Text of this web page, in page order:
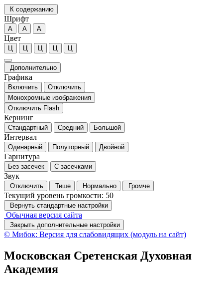
К содержанию
Шрифт
А А А
Цвет
Ц Ц Ц Ц Ц
Дополнительно
Графика
Включить
Отключить
Монохромные изображения
Отключить Flash
Кернинг
Стандартный Средний Большой
Интервал
Одинарный Полуторный Двойной
Гарнитура
Без засечек С засечками
Звук
Отключить Тише Нормально Громче
Текущий уровень громкости: 50
Вернуть стандартные настройки
Обычная версия сайта
Закрыть дополнительные настройки
© Мибок: Версия для слабовидящих (модуль на сайт)
Московская Сретенская Духовная
Академия